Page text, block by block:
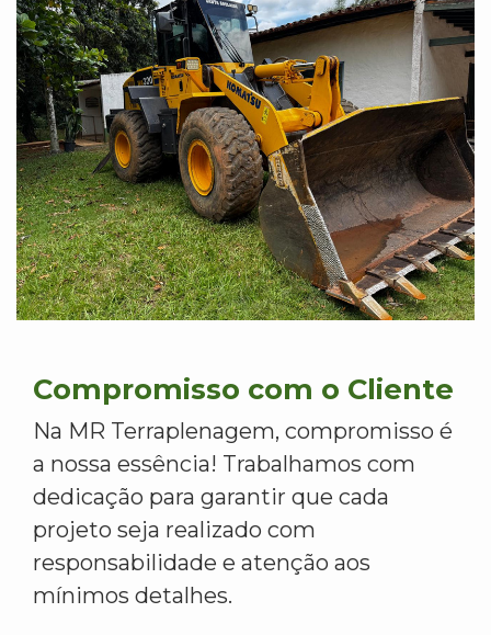
Compromisso com o Cliente
Na MR Terraplenagem, compromisso é
a nossa essência! Trabalhamos com
dedicação para garantir que cada
projeto seja realizado com
responsabilidade e atenção aos
mínimos detalhes.